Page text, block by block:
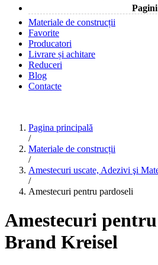
Pagini
Materiale de construcții
Favorite
Producatori
Livrare și achitare
Reduceri
Blog
Contacte
Pagina principală
/
Materiale de construcții
/
Amestecuri uscate, Adezivi şi
/
Amestecuri pentru pardoseli
Amestecuri
Brand Kreisel